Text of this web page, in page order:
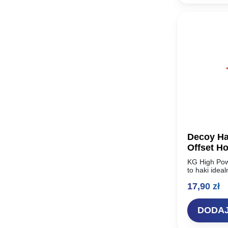
Decoy
KG High
to haki
problemu
17,90 zł